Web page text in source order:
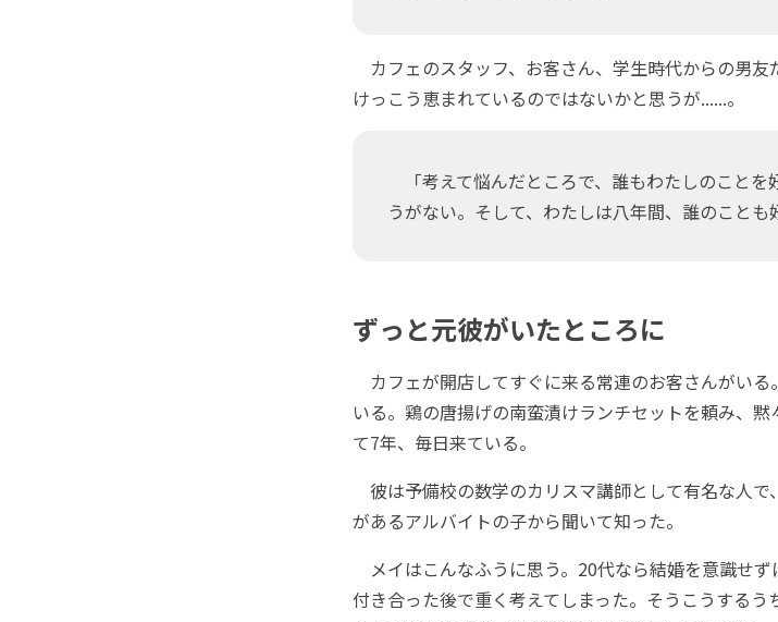
カフェのスタッフ、お客さん、学生時代からの男
けっこう恵まれているのではないかと思うが......。
「考えて悩んだところで、誰もわたしのことを
うがない。そして、わたしは八年間、誰のことも
ずっと元彼がいたところに
カフェが開店してすぐに来る常連のお客さんがい
いる。鶏の唐揚げの南蛮漬けランチセットを頼み、
て7年、毎日来ている。
彼は予備校の数学のカリスマ講師として有名な人で
があるアルバイトの子から聞いて知った。
メイはこんなふうに思う。20代なら結婚を意識せ
付き合った後で重く考えてしまった。そうこうするう